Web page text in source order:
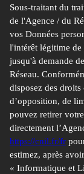
Sous-traitant du
de l'Agence / du
vos Données
l'intérêt légitime de
jusqu'à demande
Réseau.
disposez des droits
d’opposition, de
pouvez retirer
directement
https://cnil.fr/fr
estimez, après
« Informatique et